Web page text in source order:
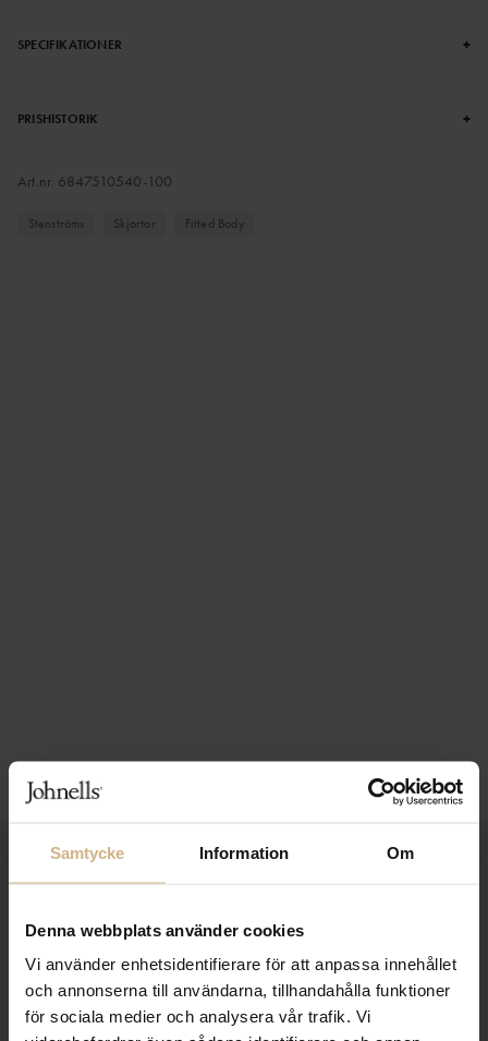
Samtycke Information Om
Denna webbplats använder cookies
Vi använder enhetsidentifierare för att anpassa innehållet
och annonserna till användarna, tillhandahålla funktioner
för sociala medier och analysera vår trafik. Vi
SPECIFIKATIONER +
PRISHISTORIK +
Art.nr. 6847510540-100
Stenströms Skjortor Fitted Body
1-3 VARDAGARS LEVERANS